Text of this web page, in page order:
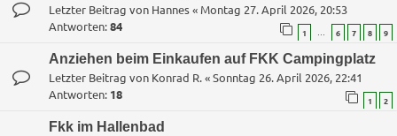
Letzter Beitrag von Hannes« Montag 27. April 2026, 20:53
Antworten:84 1 … 6 7 8 9
Anziehen beim Einkaufen auf FKK Campingplatz
Letzter Beitrag von Konrad R.«Sonntag 26. April 2026, 22:41
Antworten: 18 1 2
Fkk im Hallenbad